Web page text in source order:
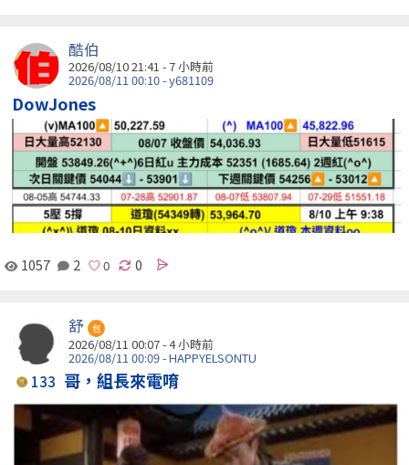
酷伯
2026/08/10 21:41 - 7 小時前
2026/08/11 00:10 - y681109
DowJones
1057 2 0
舒 包
2026/08/11 00:07 -4 小時前
2026/08/11 00:09 - HAPPYELSONTU
133 哥，組長來電唷